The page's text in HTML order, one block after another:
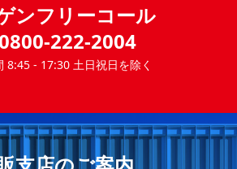
ンフリーコール
222-2004
8:45 - 17:30 土日祝日を除く